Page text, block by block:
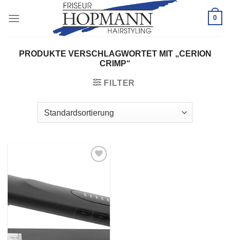
Inhalt
0
PRODUKTE VERSCHLAGWORTET MIT „CERION
CRIMP“
FILTER
Wunschliste
hinzufügen